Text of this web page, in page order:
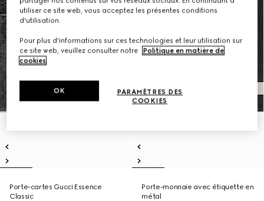
Porte-cartes Gucci Essence
Classic
Porte-monnaie avec étiquette en
métal
utiliser ce site web, vous acceptez les présentes conditions
d'utilisation.
Pour plus d'informations sur ces technologies et leur utilisation sur
ce site web, veuillez consulter notre
Politique en matière de
cookies.
PARAMÈTRES DES
COOKIES
OK